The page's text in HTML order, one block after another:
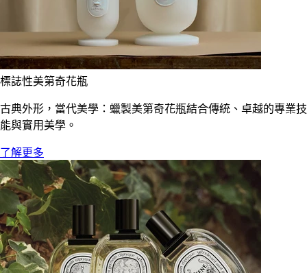
標誌性美第奇花瓶
古典外形，當代美學：蠟製美第奇花瓶結合傳統、卓越的專業技
能與實用美學。
了解更多